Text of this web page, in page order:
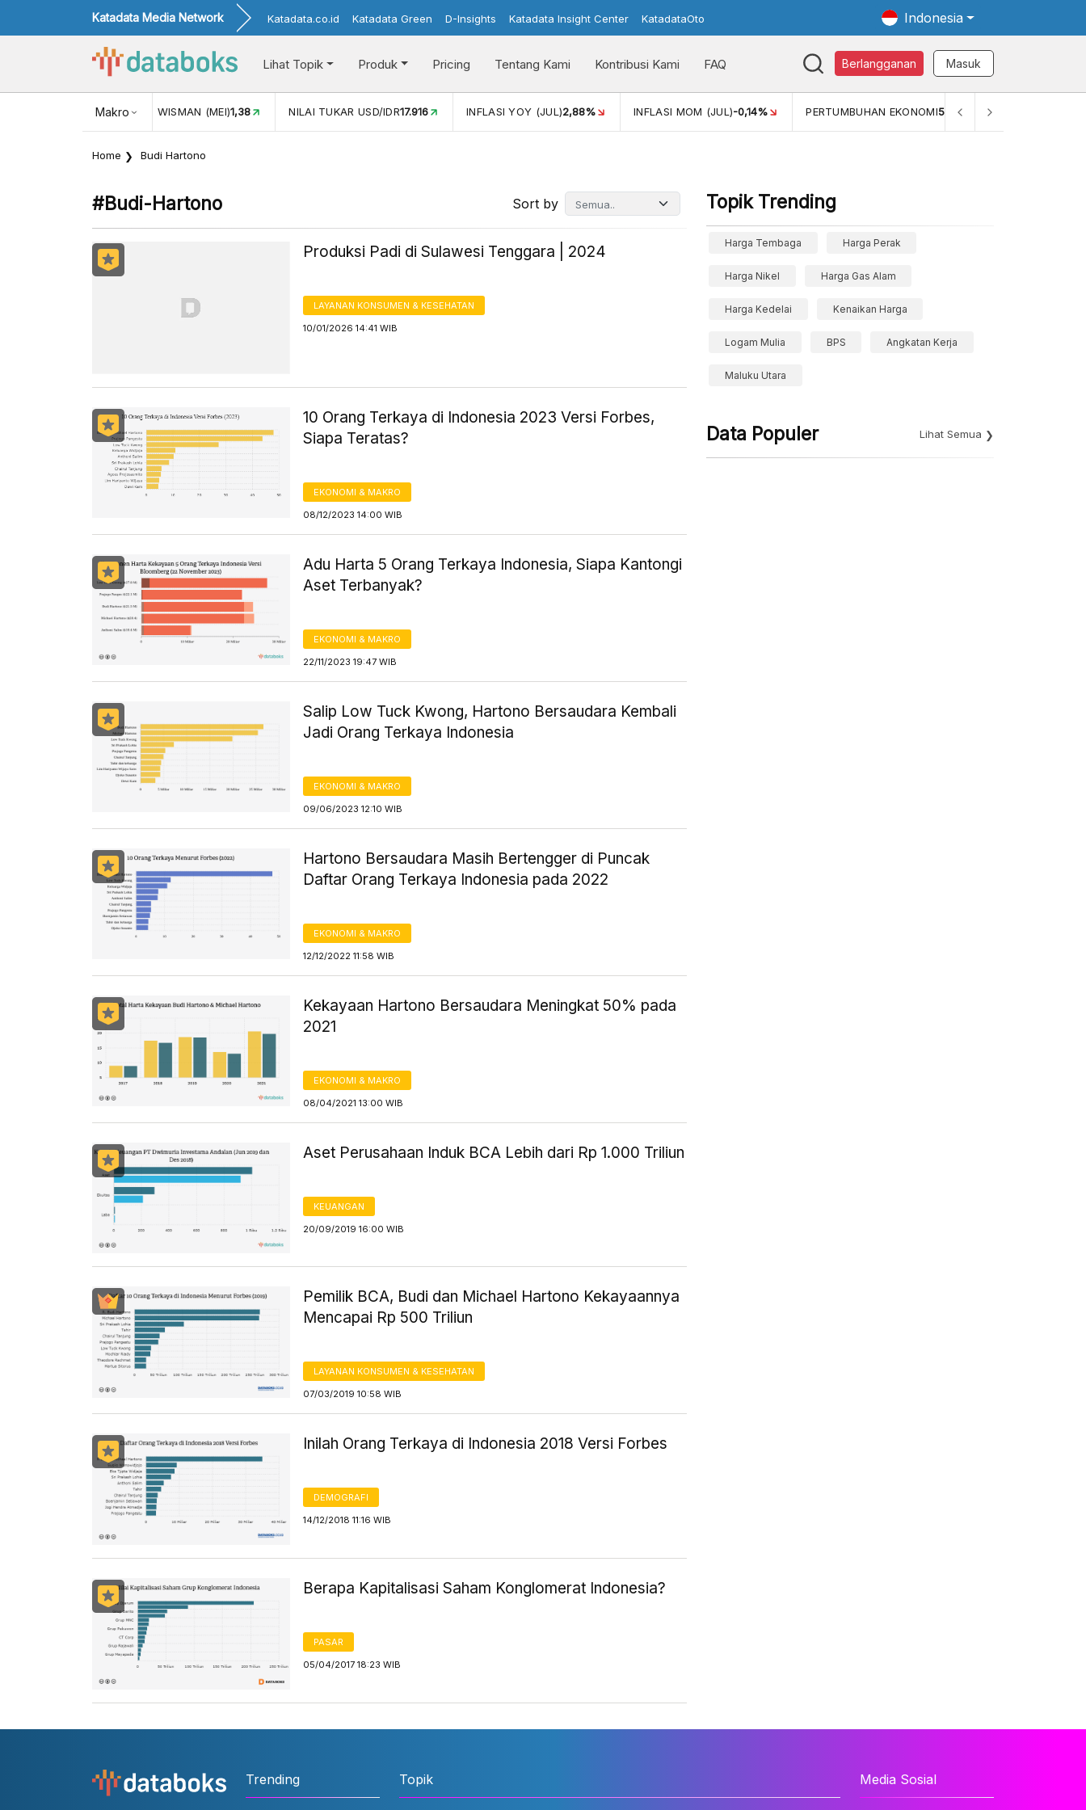
Katadata Media Network Katadata.co.id Katadata Green D-Insights Katadata Insight Center KatadataOto Indonesia
Lihat Topik Produk Pricing Tentang Kami Kontribusi Kami FAQ Berlangganan Masuk
Makro
KUNJUNGAN WISMAN (MEI)1,38 NILAI TUKAR USD/IDR17.916 INFLASI YOY (JUL)2,88% INFLASI MOM (JUL)-0,14% PERTUMBUHAN EKONOMI5,11% PERTUMBUHAN
Home Budi Hartono
#budi-Hartono Sort by
Produksi Padi di Sulawesi Tenggara | 2024
LAYANAN KONSUMEN & KESEHATAN
10/01/2026 14:41 WIB
10 Orang Terkaya di Indonesia 2023 Versi Forbes,
Siapa Teratas?
EKONOMI & MAKRO
08/12/2023 14:00 WIB
Adu Harta 5 Orang Terkaya Indonesia, Siapa Kantongi
Aset Terbanyak?
EKONOMI & MAKRO
22/11/2023 19:47 WIB
Salip Low Tuck Kwong, Hartono Bersaudara Kembali
Jadi Orang Terkaya Indonesia
EKONOMI & MAKRO
09/06/2023 12:10 WIB
Hartono Bersaudara Masih Bertengger di Puncak
Daftar Orang Terkaya Indonesia pada 2022
EKONOMI & MAKRO
12/12/2022 11:58 WIB
Kekayaan Hartono Bersaudara Meningkat 50% pada
2021
EKONOMI & MAKRO
08/04/2021 13:00 WIB
Aset Perusahaan Induk BCA Lebih dari Rp 1.000 Triliun
KEUANGAN
20/09/2019 16:00 WIB
Pemilik BCA, Budi dan Michael Hartono Kekayaannya
Mencapai Rp 500 Triliun
LAYANAN KONSUMEN & KESEHATAN
07/03/2019 10:58 WIB
Inilah Orang Terkaya di Indonesia 2018 Versi Forbes
DEMOGRAFI
14/12/2018 11:16 WIB
Berapa Kapitalisasi Saham Konglomerat Indonesia?
PASAR
05/04/2017 18:23 WIB
Topik Trending
Harga Tembaga Harga Perak
Harga Nikel Harga Gas Alam
Harga Kedelai Kenaikan Harga
Logam Mulia BPS Angkatan Kerja
Maluku Utara
Data Populer Lihat Semua
Trending Topik Media Sosial